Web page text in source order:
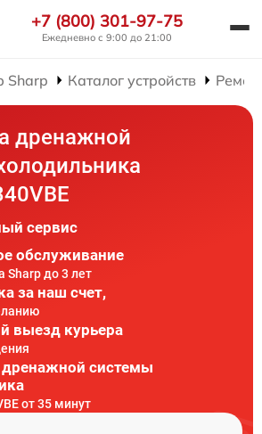
+7 (800) 301-97-75
Ежедневно с 9:00 до 21:00
Sharp Каталог устройств
дренажной
сервис
обслуживание
Sharp до 3 лет
за наш счет,
выезд курьера
дренажной системы
от 35 минут